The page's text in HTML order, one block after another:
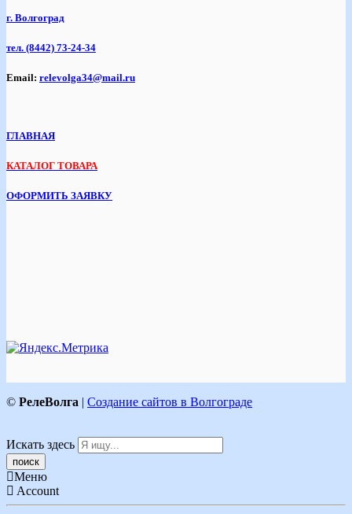
г. Волгоград
тел. (8442) 73-24-34
Email: relevolga34@mail.ru
ГЛАВНАЯ
КАТАЛОГ ТОВАРА
ОФОРМИТЬ ЗАЯВКУ
© РелеВолга | Создание сайтов в Волгограде
Искать здесь
Меню
Account